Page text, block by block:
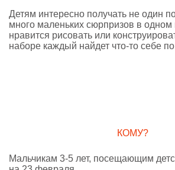
Детям интересно получать не один
много маленьких сюрпризов в
нравится рисовать или
наборе каждый найдет что-то себе
КОМУ?
Мальчикам 3-5 лет, посещающим